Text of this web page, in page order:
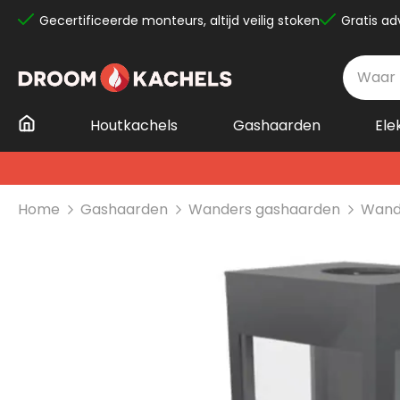
Gecertificeerde monteurs, altijd veilig stoken Gratis
naar
inhoud
Houtkachels Gashaarden
Home
Gashaarden Wanders gashaarden